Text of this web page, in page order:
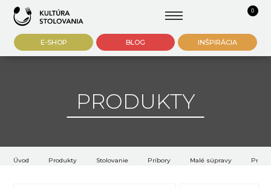
0
E-SHOP BLOG INŠPIRÁCIA
PRODUKTY
Úvod Produkty Stolovanie Príbory Malé súpravy